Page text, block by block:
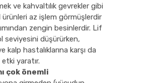
ve kahvaltılık gevrekler gibi
ürünleri az işlem görmüşlerdir
zengin besinlerdir. Lif
seviyesini düşürürken,
kalp hastalıklarına karşı da
yaratır.
çok önemli